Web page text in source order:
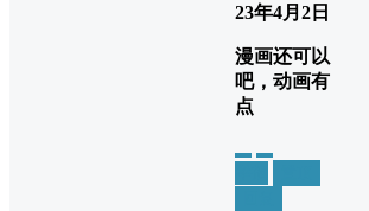
23年4月2日
漫画还可以
吧，动画有
点